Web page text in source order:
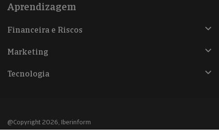
Aprendizagem
Financeira e Riscos
Marketing
Tecnologia
@Copyright 2026, Iberinform